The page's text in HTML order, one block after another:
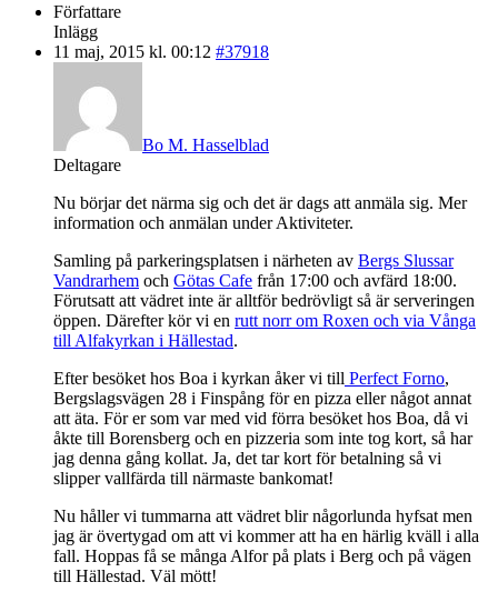
Författare
Inlägg
11 maj, 2015 kl. 00:12 #37918
Bo M. Hasselblad
Deltagare
Nu börjar det närma sig och det är dags att anmäla sig. Mer
information och anmälan under Aktiviteter.
Samling på parkeringsplatsen i närheten av Bergs Slussar
Vandrarhem och Götas Cafe från 17:00 och avfärd 18:00.
Förutsatt att vädret inte är alltför bedrövligt så är serveringen
öppen. Därefter kör vi en rutt norr om Roxen och via Vånga
till Alfakyrkan i Hällestad.
Efter besöket hos Boa i kyrkan åker vi till Perfect Forno,
Bergslagsvägen 28 i Finspång för en pizza eller något annat
att äta. För er som var med vid förra besöket hos Boa, då vi
åkte till Borensberg och en pizzeria som inte tog kort, så har
jag denna gång kollat. Ja, det tar kort för betalning så vi
slipper vallfärda till närmaste bankomat!
Nu håller vi tummarna att vädret blir någorlunda hyfsat men
jag är övertygad om att vi kommer att ha en härlig kväll i alla
fall. Hoppas få se många Alfor på plats i Berg och på vägen
till Hällestad. Väl mött!